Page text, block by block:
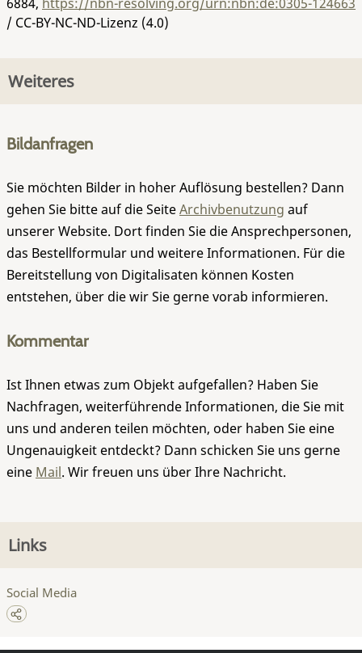
/ CC-BY-NC-ND-Lizenz (4.0)
Weiteres
Bildanfragen
Sie möchten Bilder in hoher Auflösung bestellen? Dann
gehen Sie bitte auf die SeiteArchivbenutzung auf
unserer Website. Dort finden Sie die Ansprechpersonen,
das Bestellformular und weitere Informationen. Für die
Bereitstellung von Digitalisaten können Kosten
entstehen, über die wir Sie gerne vorab informieren.
Kommentar
Ist Ihnen etwas zum Objekt aufgefallen? Haben Sie
Nachfragen, weiterführende Informationen, die Sie mit
uns und anderen teilen möchten, oder haben Sie eine
Ungenauigkeit entdeckt? Dann schicken Sie uns gerne
eine Mail. Wir freuen uns über Ihre Nachricht.
Links
Social Media